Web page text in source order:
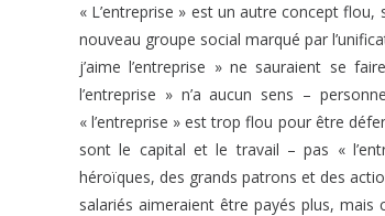
« L’entreprise » est un autre concept
nouveau groupe social marqué par
j’aime l’entreprise » ne sauraient se
l’entreprise » n’a aucun sens –
« l’entreprise » est trop flou pour être
sont le capital et le travail – pas «
héroïques, des grands patrons et des
salariés aimeraient être payés plus,